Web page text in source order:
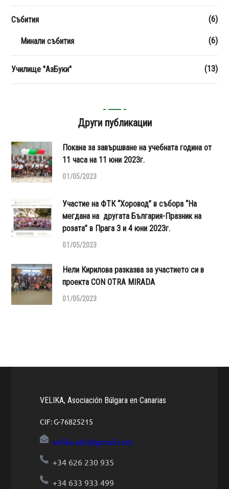
Събития (6)
Минали събития (6)
Училище "АзБуки" (13)
Други публикации
Покана за завършване на учебната година от
11 часа на 11 юни 2023г.
01/05/2023
Участие на ФТК “Хоровод” в събора “На
мегдана на другата България-Празник на
розата” в Прага 3 и 4 юни 2023г.
01/05/2023
Нели Кирилова разказва за участието си в
проекта CON OTRA MIRADA
01/05/2023
VELIKA, Asociación Búlgara en Canarias
CIF: G-76825215
velika.abc@gmail.com
+34 626 230 935
+34 633 933 499